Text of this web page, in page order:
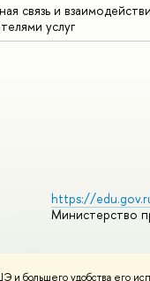
большего удобства его
связь и
услуг
https://
Министерство